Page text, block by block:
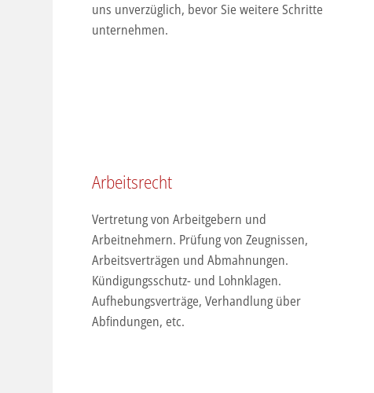
uns unverzüglich, bevor Sie weitere Schritte
unternehmen.
Arbeitsrecht
Vertretung von Arbeitgebern und
Arbeitnehmern. Prüfung von Zeugnissen,
Arbeitsverträgen und Abmahnungen.
Kündigungsschutz- und Lohnklagen.
Aufhebungsverträge, Verhandlung über
Abfindungen, etc.